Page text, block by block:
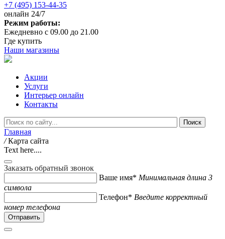
+7 (495) 153-44-35
онлайн 24/7
Режим работы:
Ежедневно с 09.00 до 21.00
Где купить
Наши магазины
Акции
Услуги
Интерьер онлайн
Контакты
Главная
/ Карта сайта
Text here....
Заказать обратный звонок
Ваше имя* Минимальная длина 3
символа
Телефон* Введите корректный
номер телефона